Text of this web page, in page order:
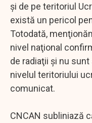
şi de pe teritoriul
există un pericol
Totodată,
nivel naţional
de radiaţii şi nu
nivelul teritoriului
comunicat.
CNCAN subliniază